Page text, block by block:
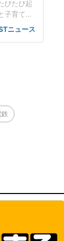
びたび起
子育てし
での子ど
レベータ
ニュース